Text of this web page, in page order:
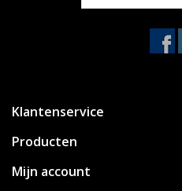
Klantenservice
Producten
Mijn account